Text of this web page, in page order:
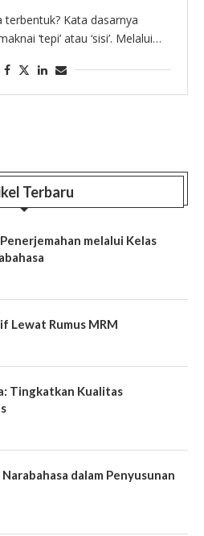
Kata dasarnya
‘tepi’ atau ‘sisi’. Melalui
ragam cakapan, kata pinggir
Terbaru
melalui Kelas
Lewat Rumus MRM
Tingkatkan Kualitas
dalam Penyusunan